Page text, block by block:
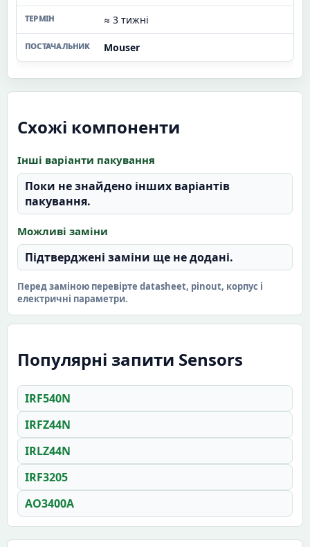
≈ 3 тижні
Mouser
Схожі компоненти
Інші варіанти пакування
Поки не знайдено інших варіантів
пакування.
Можливі заміни
Підтверджені заміни ще не додані.
Перед заміною перевірте datasheet, pinout, корпус і
електричні параметри.
Популярні запити Sensors
IRF540N
IRFZ44N
IRLZ44N
IRF3205
AO3400A